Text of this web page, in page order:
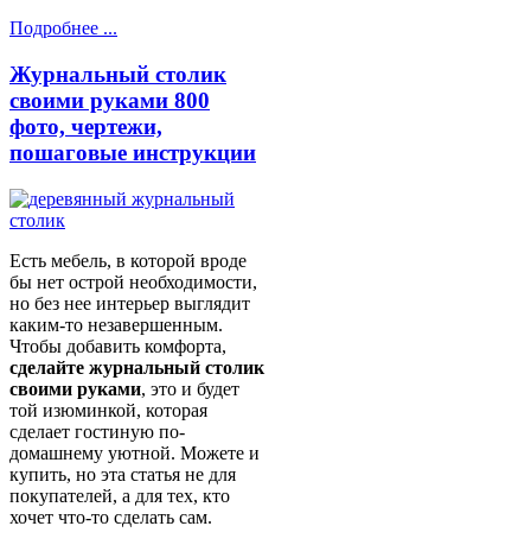
Подробнее ...
Журнальный столик
своими руками 800
фото, чертежи,
пошаговые инструкции
Есть мебель, в которой вроде
бы нет острой необходимости,
но без нее интерьер выглядит
каким-то незавершенным.
Чтобы добавить комфорта,
сделайте журнальный столик
своими руками, это и будет
той изюминкой, которая
сделает гостиную по-
домашнему уютной. Можете и
купить, но эта статья не для
покупателей, а для тех, кто
хочет что-то сделать сам.